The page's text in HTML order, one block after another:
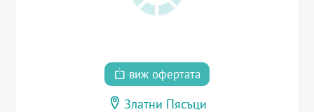
виж офертата
Златни Пясъци